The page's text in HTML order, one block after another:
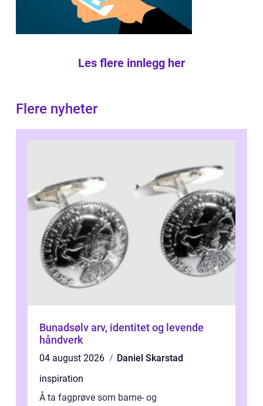
Les flere innlegg her
Flere nyheter
Bunadsølv arv, identitet og levende
håndverk
04 august 2026
Daniel Skarstad
inspiration
Å ta fagprøve som barne- og